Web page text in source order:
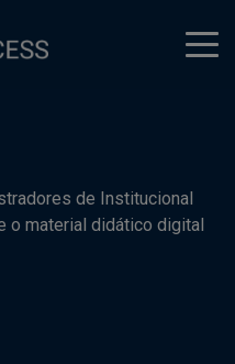
de Institucional
o material didático digital